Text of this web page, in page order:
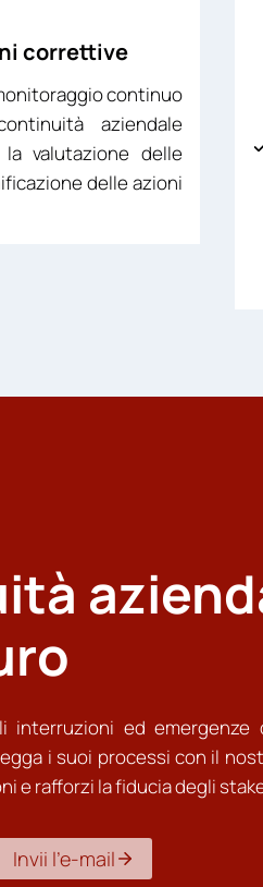
correttive
continuo
aziendale
la valutazione delle
delle azioni
interruzioni ed
i suoi processi con il
e rafforzi la fiducia degli
Invii l’e-mail